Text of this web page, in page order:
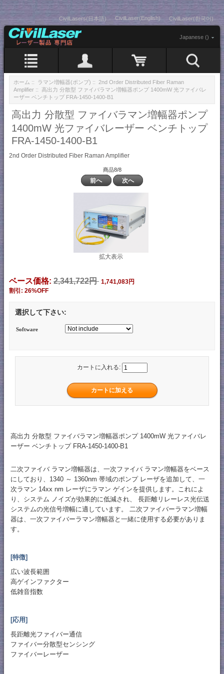
CivilLasers(日本語) CivilLaser(English) CivilLaser(한국어)
Japanese ()
ホーム :: ラマン増幅器(ポンプ) :: 2nd Order Distributed Fiber Raman
Amplifier :: 高出力 分散型 ファイバラマン増幅器ポンプ 1400mW 光ファイバレ
ーザー ベンチトップ FRA-1450-1400-B1
高出力 分散型 ファイバラマン増幅器ポンプ
1400mW 光ファイバレーザー ベンチトップ
FRA-1450-1400-B1
2nd Order Distributed Fiber Raman Amplifier
商品8/8
前へ 次へ
拡大表示
ベース価格: 2,341,722円 1,741,083円
割引: 26%OFF
選択して下さい:
Software
カートに入れる:
高出力 分散型 ファイバラマン増幅器ポンプ 1400mW 光ファイバレ
ーザー ベンチトップ FRA-1450-1400-B1
二次ファイバ ラマン増幅器は、一次ファイバ ラマン増幅器をベース
にしており、1340 ～ 1360nm 帯域のポンプ レーザを追加して、一
次ラマン 14xx nm レーザにラマン ゲインを提供します。これによ
り、システム ノイズが効果的に低減され、 長距離リレーレス光伝送
システムの光信号増幅に適しています。 二次ファイバーラマン増幅
器は、一次ファイバーラマン増幅器と一緒に使用する必要がありま
す。
[特徴]
広い波長範囲
高ゲインファクター
低雑音指数
[応用]
長距離光ファイバー通信
ファイバー分散型センシング
ファイバーレーザー